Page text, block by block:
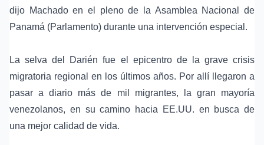
dijo Machado en el pleno de la Asamblea Nacional de
Panamá (Parlamento) durante una intervención especial.
La selva del Darién fue el epicentro de la grave crisis
migratoria regional en los últimos años. Por allí llegaron a
pasar a diario más de mil migrantes, la gran mayoría
venezolanos, en su camino hacia EE.UU. en busca de
una mejor calidad de vida.